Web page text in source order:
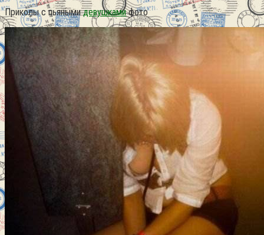
Приколы с пьянымидевушкамифото